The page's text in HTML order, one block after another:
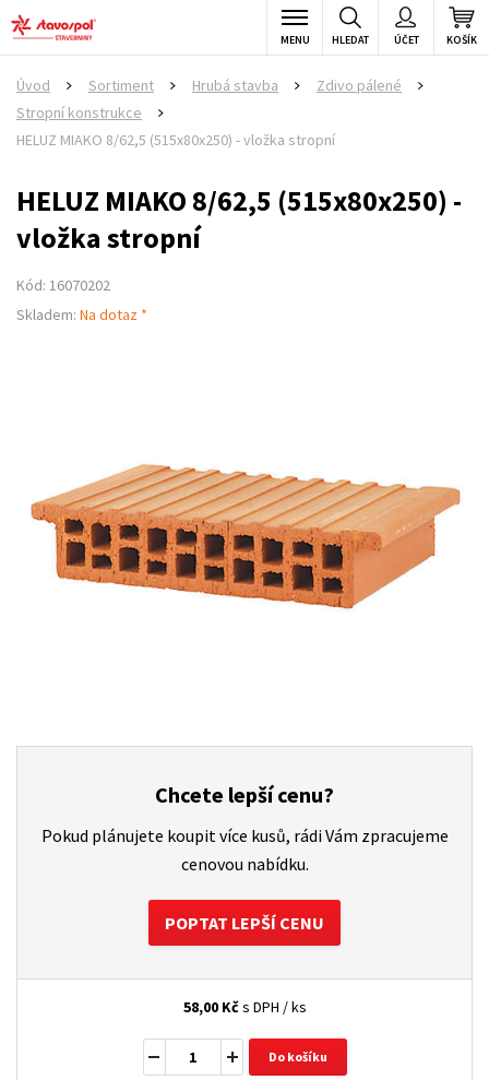
KOŠÍK
ÚČET
HLEDAT
MENU
Úvod Sortiment Hrubá stavba Zdivo pálené
Stropní konstrukce
HELUZ MIAKO 8/62,5 (515x80x250) - vložka stropní
HELUZ MIAKO 8/62,5 (515x80x250) -
vložka stropní
Kód: 16070202
Skladem: Na dotaz *
Chcete lepší cenu?
Pokud plánujete koupit více kusů, rádi Vám zpracujeme
cenovou nabídku.
POPTAT LEPŠÍ CENU
58,00 Kčs DPH / ks
Do košíku